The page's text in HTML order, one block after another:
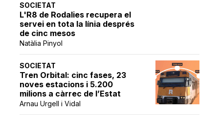
SOCIETAT
L'R8 de Rodalies recupera el
servei en tota la línia després
de cinc mesos
Natàlia Pinyol
SOCIETAT
Tren Orbital: cinc fases, 23
noves estacions i 5.200
milions a càrrec de l’Estat
Arnau Urgell i Vidal